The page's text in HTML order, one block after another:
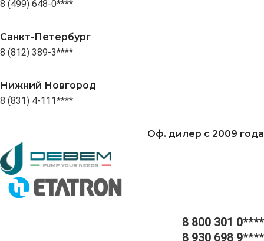
8 (499) 648-0****
Санкт-Петербург
8 (812) 389-3****
Нижний Новгород
8 (831) 4-111****
Оф. дилер с 2009 года
8 800 301 0****
8 930 698 9****